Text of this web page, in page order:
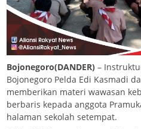
Bojonegoro(DANDER) –
Bojonegoro Pelda Edi Kasmadi
memberikan materi wawasan
berbaris kepada anggota
halaman sekolah setempat.